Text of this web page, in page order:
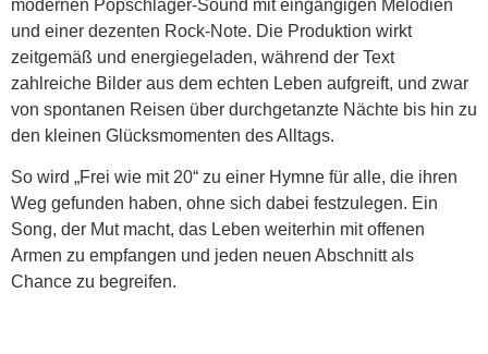
modernen Popschlager-Sound mit eingängigen Melodien
und einer dezenten Rock-Note. Die Produktion wirkt
zeitgemäß und energiegeladen, während der Text
zahlreiche Bilder aus dem echten Leben aufgreift, und zwar
von spontanen Reisen über durchgetanzte Nächte bis hin zu
den kleinen Glücksmomenten des Alltags.
So wird „Frei wie mit 20“ zu einer Hymne für alle, die ihren
Weg gefunden haben, ohne sich dabei festzulegen. Ein
Song, der Mut macht, das Leben weiterhin mit offenen
Armen zu empfangen und jeden neuen Abschnitt als
Chance zu begreifen.